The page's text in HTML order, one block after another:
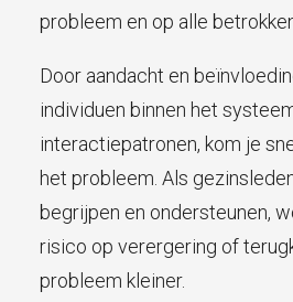
probleem en op alle
Door aandacht en
individuen binnen het
interactiepatronen, kom je
het probleem. Als
begrijpen en ondersteunen,
risico op verergering of
probleem kleiner.